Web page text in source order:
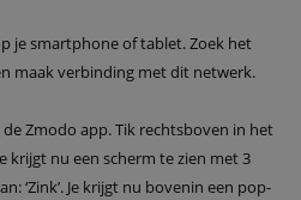
je smartphone of tablet. Zoek het
maak verbinding met dit netwerk.
Zmodo app. Tik rechtsboven in het
krijgt nu een scherm te zien met 3
‘Zink’. Je krijgt nu bovenin een pop-